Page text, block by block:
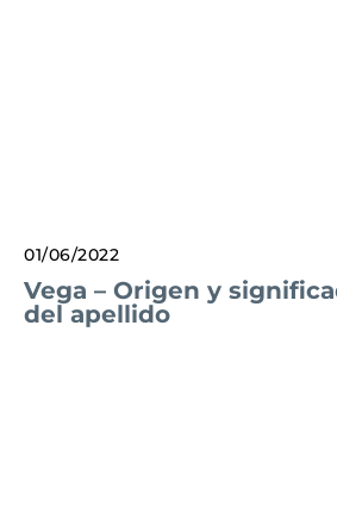
01/06/2022
Vega – Origen y
del apellido